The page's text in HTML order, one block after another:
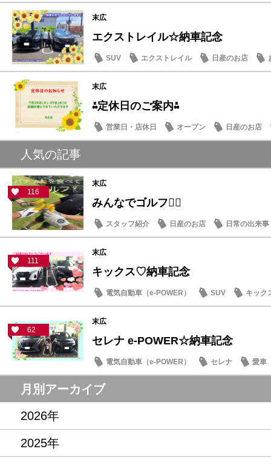
末広
エクストレイル☆納車記念
SUV エクストレイル 日産のお店
末広
⁂定休日のご案内⁂
営業日・店休日 オープン 日産のお店
人気の記事
116
末広
みんなでゴルフ🏌️‍♂️
スタッフ紹介 日産のお店 日常の出来事
111
末広
キックス♡納車記念
電気自動車（e-POWER） SUV キック
62
末広
セレナ e-POWER☆納車記念
電気自動車（e-POWER） セレナ 愛車
月別アーカイブ
2026年
2025年